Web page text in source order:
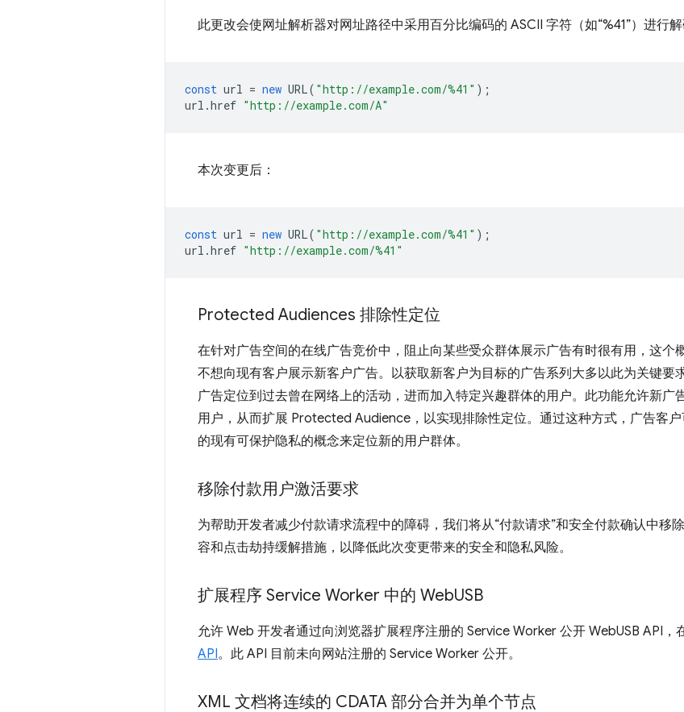
此更改会使网址解析器对网址路径中采用百分比编码的 ASCII 字符（如“%41”）进行解
const url = new URL( "http://example.com/%41" );
url .href "http://example.com/A"
本次变更后：
const url = new URL( "http://example.com/%41" );
url .href "http://example.com/%41"
Protected Audiences 排除性定位
在针对广告空间的在线广告竞价中，阻止向某些受众群体展示广告有时很有用，这个
不想向现有客户展示新客户广告。以获取新客户为目标的广告系列大多以此为关键
广告定位到过去曾在网络上的活动，进而加入特定兴趣群体的用户。此功能允许新广
用户，从而扩展 Protected Audience，以实现排除性定位。通过这种方式，广告客
的现有可保护隐私的概念来定位新的用户群体。
移除付款用户激活要求
为帮助开发者减少付款请求流程中的障碍，我们将从“付款请求”和安全付款确认中移
容和点击劫持缓解措施，以降低此次变更带来的安全和隐私风险。
扩展程序 Service Worker 中的 WebUSB
允许 Web 开发者通过向浏览器扩展程序注册的 Service Worker 公开 WebUSB API，
API。此 API 目前未向网站注册的 Service Worker 公开。
XML 文档将连续的 CDATA 部分合并为单个节点